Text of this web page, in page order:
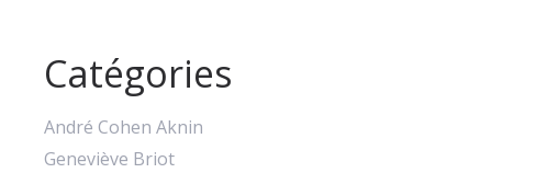
Catégories
André Cohen Aknin
Geneviève Briot